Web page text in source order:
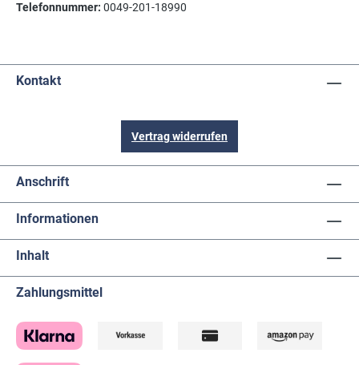
Telefonnummer: 0049-201-18990
Kontakt
Vertrag widerrufen
Anschrift
Informationen
Inhalt
Zahlungsmittel